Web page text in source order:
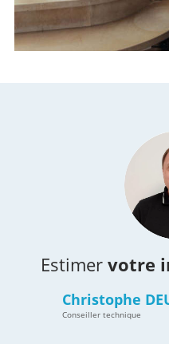
Estimer votre
Christophe
Conseiller technique